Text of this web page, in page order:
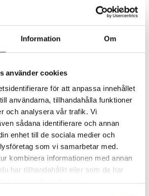
Information Om
använder cookies
för att anpassa innehållet
användarna, tillhandahålla funktioner
och analysera vår trafik. Vi
sådana identifierare och annan
enhet till de sociala medier och
som vi samarbetar med.
kombinera informationen med annan
har tillhandahållit eller som de har
använt deras tjänster.
Erik Engström
Styrelseledamot